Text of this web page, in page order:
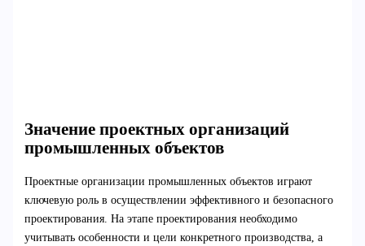
Значение проектных организаций
промышленных объектов
Проектные организации промышленных объектов играют
ключевую роль в осуществлении эффективного и безопасного
проектирования. На этапе проектирования необходимо
учитывать особенности и цели конкретного производства, а